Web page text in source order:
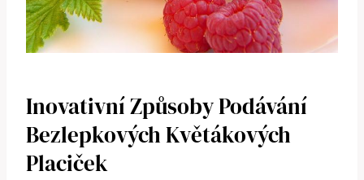
Inovativní Způsoby Podávání
Bezlepkových Květákových
Placiček